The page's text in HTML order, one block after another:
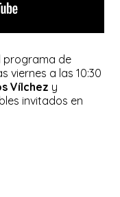
programa de
viernes a las 10:30
Vílchez y
invitados en